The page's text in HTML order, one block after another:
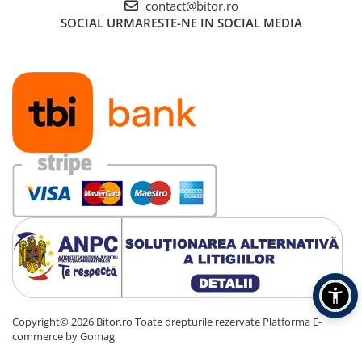
contact@bitor.ro
SOCIAL URMARESTE-NE IN SOCIAL MEDIA
Copyright© 2026 Bitor.ro Toate drepturile rezervate Platforma E-
commerce by Gomag